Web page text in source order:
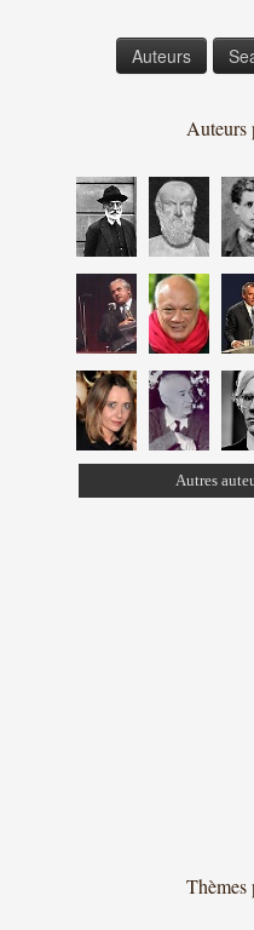
Auteurs
Auteurs
Autres
Thèmes